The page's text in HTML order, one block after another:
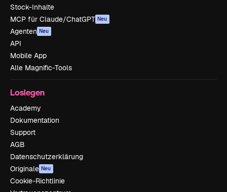
Stock-Inhalte
MCP für Claude/ChatGPT Neu
Agenten Neu
API
Mobile App
Alle Magnific-Tools
Loslegen
Academy
Dokumentation
Support
AGB
Datenschutzerklärung
Originale Neu
Cookie-Richtlinie